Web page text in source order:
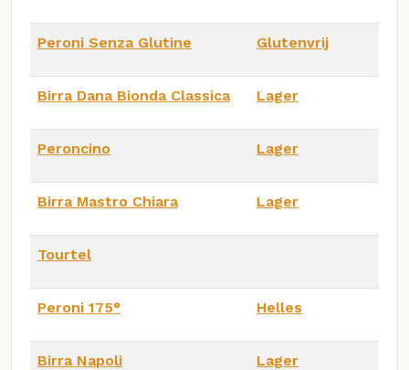
Peroni Senza Glutine Glutenvrij
Birra Dana Bionda Classica Lager
Peroncino Lager
Birra Mastro Chiara Lager
Tourtel
Peroni 175° Helles
Birra Napoli Lager